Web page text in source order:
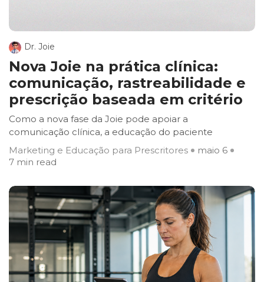
Dr. Joie
Nova Joie na prática clínica:
comunicação, rastreabilidade e
prescrição baseada em critério
Como a nova fase da Joie pode apoiar a
comunicação clínica, a educação do paciente
Marketing e Educação para Prescritores
maio 6
7 min read